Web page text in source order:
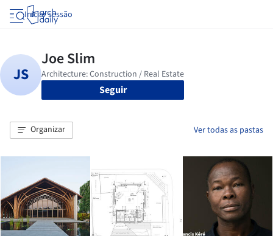
Iniciar sessão
Seguir
Organizar Ver todas as pastas